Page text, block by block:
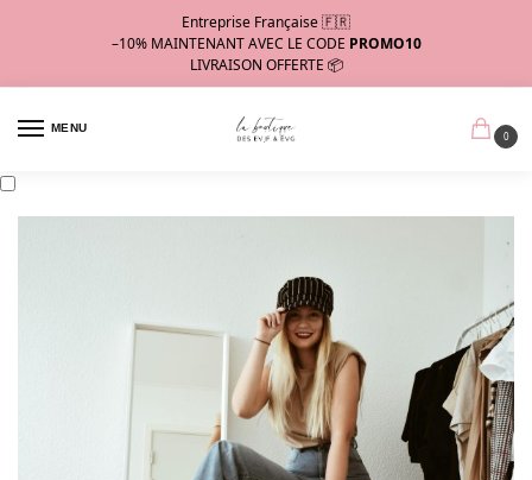
Entreprise Française 🇫🇷
–10% MAINTENANT AVEC LE CODE PROMO10
LIVRAISON OFFERTE 📦
MENU
0